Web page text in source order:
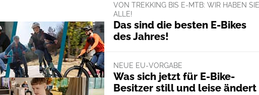
VON TREKKING BIS E-MTB: WIR HABEN SIE
ALLE!
Das sind die besten E-Bikes
des Jahres!
NEUE EU-VORGABE
Was sich jetzt für E-Bike-
Besitzer still und leise ändert